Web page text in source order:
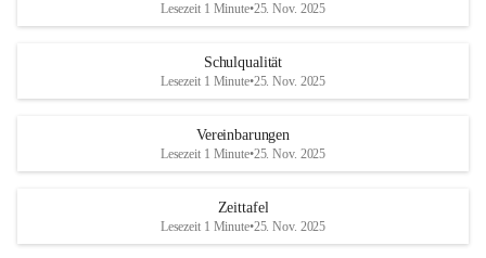
Lesezeit 1 Minute•25. Nov. 2025
Schulqualität
Lesezeit 1 Minute•25. Nov. 2025
Vereinbarungen
Lesezeit 1 Minute•25. Nov. 2025
Zeittafel
Lesezeit 1 Minute•25. Nov. 2025